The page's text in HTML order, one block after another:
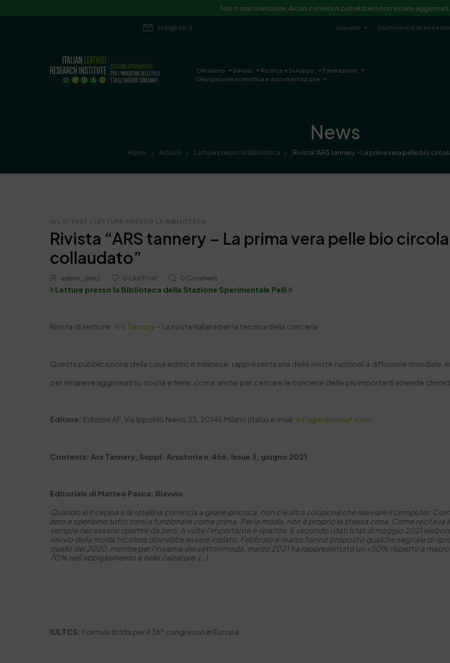
Sito in manutenzione. Alcuni contenuti potrebbero non essere aggiornati.
ssip@ssip.it Laboratori Dipartimenti di Ricerca e
Chi siamo Servizi Ricerca e Sviluppo
Formazione
Divulgazione scientifica e documentazione
News
Home / Articoli / Letture presso la Biblioteca / Rivista “ARS tannery – La prima vera pelle bio
JUL 01 2021 / LETTURE PRESSO LA BIBLIOTECA
Rivista “ARS tannery – La prima vera pelle bio
collaudato”
admin_dev2 0 Like Post 0 Comment
◊ Letture presso la Biblioteca della Stazione Sperimentale Pelli ◊
Rivista di settore: Ars Tannery – La rivista italiana per la tecnica della conceria
Questa pubblicazione della casa editrice milanese, rappresenta una delle riviste nazionali a diffusione mondiale,
per rimanere aggiornati su novità e fiere, come anche per cercare le concerie delle più importanti aziende
Editore: Edizioni AF, Via Ippolito Nievo 33, 20145 Milano (Italia) e-mail: info@edizioniaf.com
Contents: Ars Tannery, Suppl. Arsutoria n.456, Issue 3, giugno 2021
Editoriale di Matteo Pasca: Riavvio
Quando si inceppa e la rotellina comincia a girare ipnotica, non c’è altra soluzione che riavviare il computer.
zero e speriamo tutto torni a funzionare come prima. Per la moda, non è proprio la stessa cosa. Come recitava
sempre necessario ripartire da zero. A volte l’importante è ripartire. E secondo i dati Istat di maggio 2021
riavvio della moda tricolore dovrebbe essere iniziato. Febbraio e marzo hanno proposto qualche segnale di
quello del 2020, mentre per l’insieme dei settori moda, marzo 2021 ha rappresentato un +50% rispetto a
70% nell’abbigliamento e nelle calzature. (…)
IULTCS: Formula ibrida per il 36° congresso in Europa